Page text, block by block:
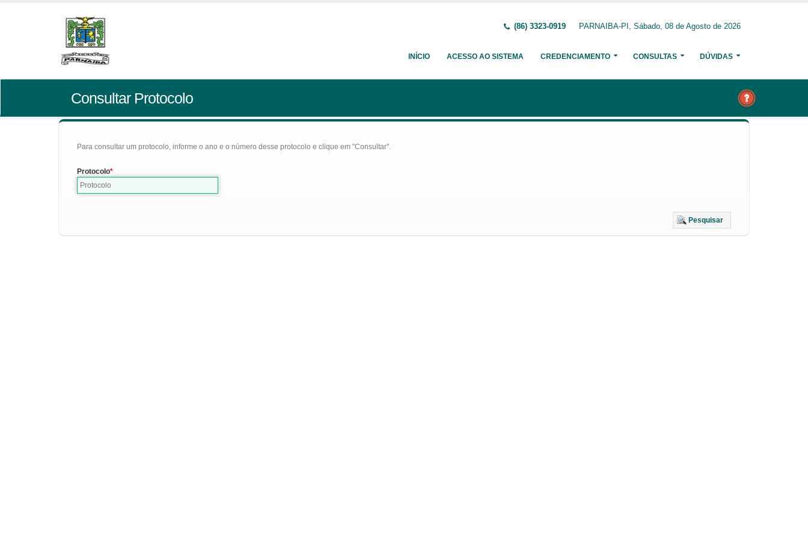
(86) 3323-0919 PARNAIBA-PI, Sábado, 08 de Agosto de 2026
INÍCIO ACESSO AO SISTEMA CREDENCIAMENTO CONSULTAS DÚVIDAS
Consultar Protocolo
Para consultar um protocolo, informe o ano e o número desse protocolo e clique em "Consultar".
Protocolo
Pesquisar